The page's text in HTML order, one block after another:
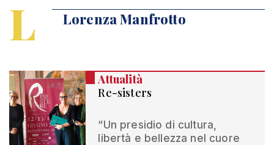
L Lorenza Manfrotto
Attualità
Re-sisters
“Un presidio di cultura,
libertà e bellezza nel cuore